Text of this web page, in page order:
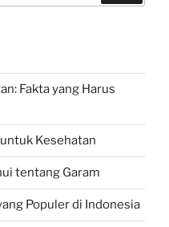
Fakta yang Harus
Kesehatan
tentang Garam
Populer di Indonesia